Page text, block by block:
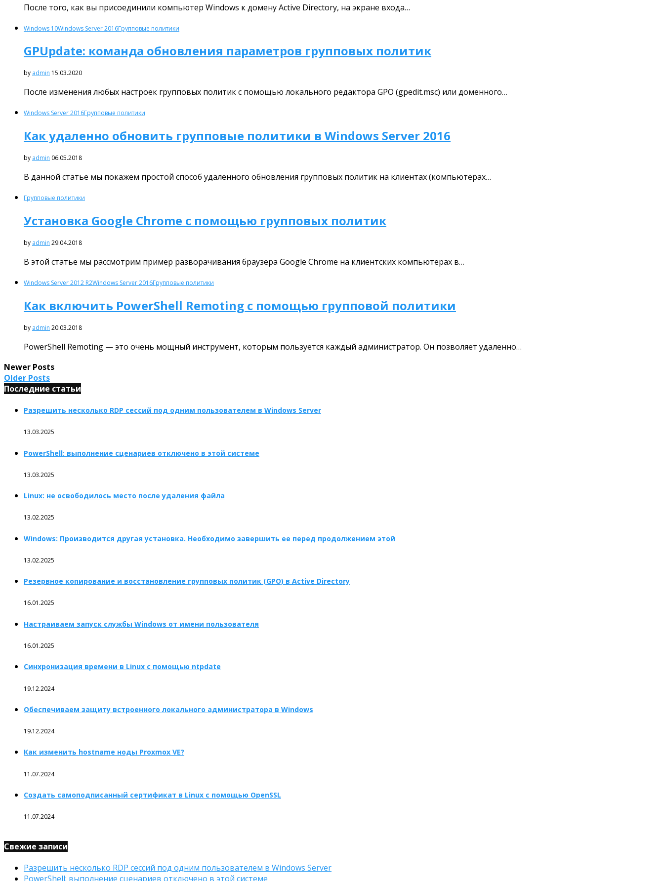
После того, как вы присоединили компьютер Windows к домену Active Directory, на экране входа…
Windows 10Windows Server 2016Групповые политики
GPUpdate: команда обновления параметров групповых политик
by admin 15.03.2020
После изменения любых настроек групповых политик с помощью локального редактора GPO (gpedit.msc) или доменного…
Windows Server 2016Групповые политики
Как удаленно обновить групповые политики в Windows Server 2016
by admin 06.05.2018
В данной статье мы покажем простой способ удаленного обновления групповых политик на клиентах (компьютерах…
Групповые политики
Установка Google Chrome с помощью групповых политик
by admin 29.04.2018
В этой статье мы рассмотрим пример разворачивания браузера Google Chrome на клиентских компьютерах в…
Windows Server 2012 R2Windows Server 2016Групповые политики
Как включить PowerShell Remoting с помощью групповой политики
by admin 20.03.2018
PowerShell Remoting — это очень мощный инструмент, которым пользуется каждый администратор. Он позволяет удаленно…
Newer Posts
Older Posts
Последние статьи
Разрешить несколько RDP сессий под одним пользователем в Windows Server
13.03.2025
PowerShell: выполнение сценариев отключено в этой системе
13.03.2025
Linux: не освободилось место после удаления файла
13.02.2025
Windows: Производится другая установка. Необходимо завершить ее перед продолжением этой
13.02.2025
Резервное копирование и восстановление групповых политик (GPO) в Active Directory
16.01.2025
Настраиваем запуск службы Windows от имени пользователя
16.01.2025
Синхронизация времени в Linux с помощью ntpdate
19.12.2024
Обеспечиваем защиту встроенного локального администратора в Windows
19.12.2024
Как изменить hostname ноды Proxmox VE?
11.07.2024
Создать самоподписанный сертификат в Linux с помощью OpenSSL
11.07.2024
Свежие записи
Разрешить несколько RDP сессий под одним пользователем в Windows Server
PowerShell: выполнение сценариев отключено в этой системе